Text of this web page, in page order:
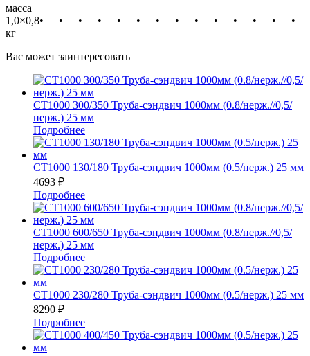
масса
1,0×0,8
кг
• • • • • • • • • • • • • •
Вас может заинтересовать
СТ1000 300/350 Труба-сэндвич 1000мм (0.8/нерж.//0,5/
нерж.) 25 мм
Подробнее
СТ1000 130/180 Труба-сэндвич 1000мм (0.5/нерж.) 25 мм
4693 ₽
Подробнее
СТ1000 600/650 Труба-сэндвич 1000мм (0.8/нерж.//0,5/
нерж.) 25 мм
Подробнее
СТ1000 230/280 Труба-сэндвич 1000мм (0.5/нерж.) 25 мм
8290 ₽
Подробнее